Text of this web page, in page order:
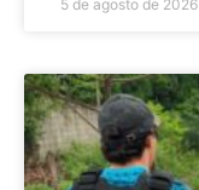
5 de agosto de 2026